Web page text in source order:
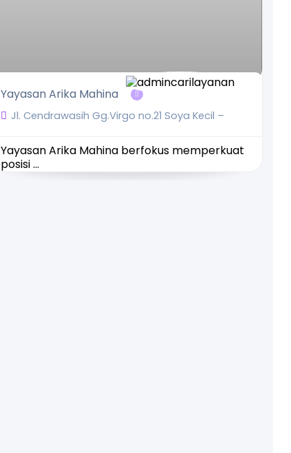
Yayasan Arika Mahina
Jl. Cendrawasih Gg.Virgo no.21 Soya Kecil –
Yayasan Arika Mahina berfokus memperkuat
posisi ...